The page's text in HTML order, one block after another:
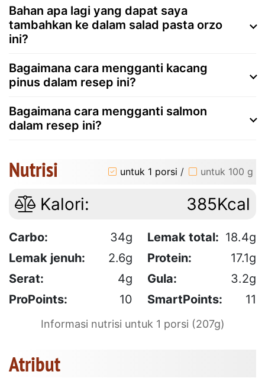
Bahan apa lagi yang dapat saya
tambahkan ke dalam salad pasta orzo
ini?
Bagaimana cara mengganti kacang
pinus dalam resep ini?
Bagaimana cara mengganti salmon
dalam resep ini?
Nutrisi untuk 1 porsi / untuk 100 g
Kalori: 385Kcal
Carbo: 34g Lemak total: 18.4g
Lemak jenuh:
2.6g Protein:
17.1g
Serat:
4g Gula:
3.2g
ProPoints:
10 SmartPoints: 11
Informasi nutrisi untuk 1 porsi (207g)
Atribut